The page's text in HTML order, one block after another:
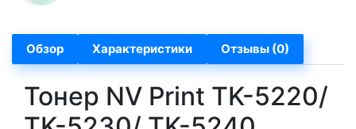
Обзор Характеристики Отзывы (0)
Тонер NV Print TK-5220/